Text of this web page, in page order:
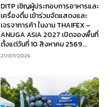
DITP เชิญผู้ประกอบการอาหารและ
เครื่องดื่ม เข้าร่วมจัดแสดงและ
เจรจาการค้า ในงาน THAIFEX –
ANUGA ASIA 2027 เปิดจองพื้นที่
ตั้งแต่วันที่ 10 สิงหาคม 2569...
21/07/2026